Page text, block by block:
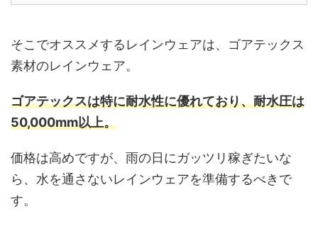
そこでオススメするレインウェアは、ゴアテックス
素材のレインウェア。
ゴアテックスは特に耐水性に優れており、耐水圧は
50,000mm以上。
価格は高めですが、雨の日にガッツリ稼ぎたいな
ら、水を通さないレインウェアを準備するべきで
す。